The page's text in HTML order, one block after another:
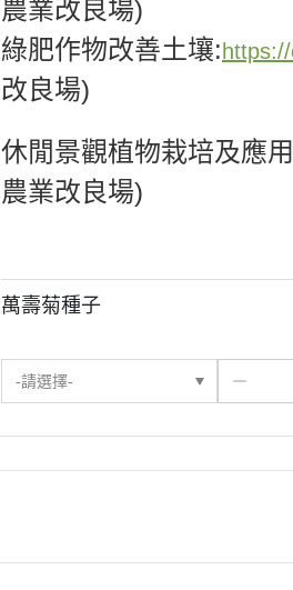
農業改良場)
綠肥作物改善土壤:
改良場)
休閒景觀植物栽培及應
農業改良場)
萬壽菊種子
-請選擇-